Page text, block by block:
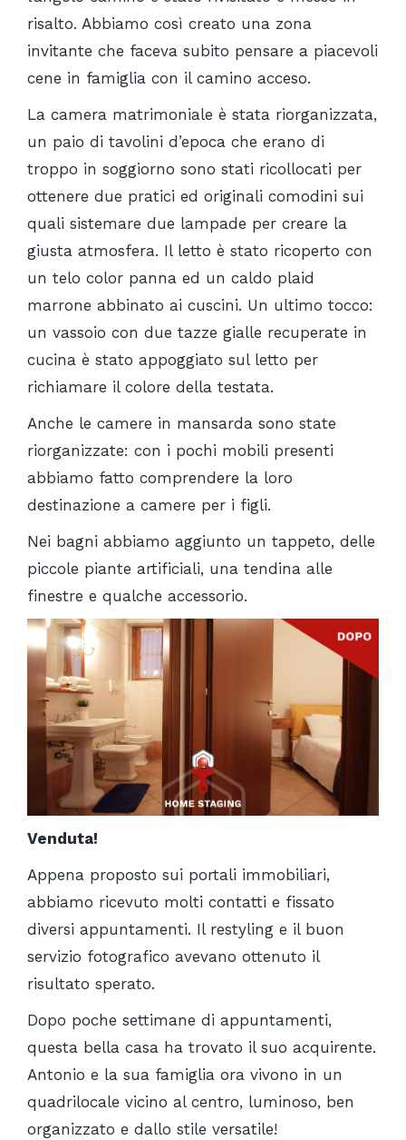
risalto. Abbiamo così creato una zona
invitante che faceva subito pensare a piacevoli
cene in famiglia con il camino acceso.
La camera matrimoniale è stata riorganizzata,
un paio di tavolini d’epoca che erano di
troppo in soggiorno sono stati ricollocati per
ottenere due pratici ed originali comodini sui
quali sistemare due lampade per creare la
giusta atmosfera. Il letto è stato ricoperto con
un telo color panna ed un caldo plaid
marrone abbinato ai cuscini. Un ultimo tocco:
un vassoio con due tazze gialle recuperate in
cucina è stato appoggiato sul letto per
richiamare il colore della testata.
Anche le camere in mansarda sono state
riorganizzate: con i pochi mobili presenti
abbiamo fatto comprendere la loro
destinazione a camere per i figli.
Nei bagni abbiamo aggiunto un tappeto, delle
piccole piante artificiali, una tendina alle
finestre e qualche accessorio.
Venduta!
Appena proposto sui portali immobiliari,
abbiamo ricevuto molti contatti e fissato
diversi appuntamenti. Il restyling e il buon
servizio fotografico avevano ottenuto il
risultato sperato.
Dopo poche settimane di appuntamenti,
questa bella casa ha trovato il suo acquirente.
Antonio e la sua famiglia ora vivono in un
quadrilocale vicino al centro, luminoso, ben
organizzato e dallo stile versatile!